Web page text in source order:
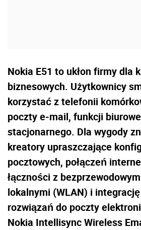
Nokia E51 to ukłon firmy dla
biznesowych. Użytkownicy
korzystać z telefonii
poczty e-mail, funkcji
stacjonarnego. Dla wygody
kreatory upraszczające
pocztowych, połączeń
łączności z
lokalnymi (WLAN) i
rozwiązań do poczty
Nokia Intellisync Wireless